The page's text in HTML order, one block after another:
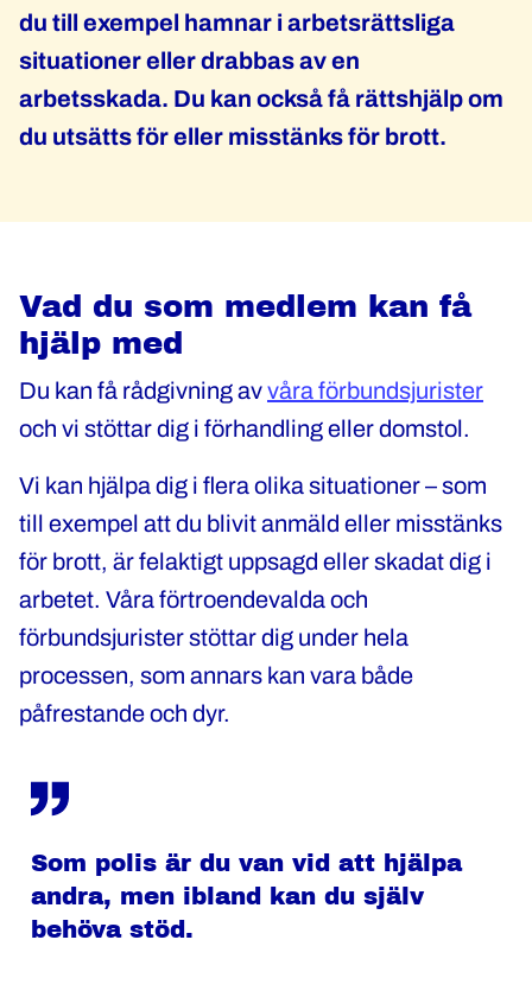
du till exempel hamnar i arbetsrättsliga
situationer eller drabbas av en
arbetsskada. Du kan också få rättshjälp om
du utsätts för eller misstänks för brott.
Vad du som medlem kan få
hjälp med
Du kan få rådgivning avvåra förbundsjurister
och vi stöttar dig i förhandling eller domstol.
Vi kan hjälpa dig i flera olika situationer – som
till exempel att du blivit anmäld eller misstänks
för brott, är felaktigt uppsagd eller skadat dig i
arbetet. Våra förtroendevalda och
förbundsjurister stöttar dig under hela
processen, som annars kan vara både
påfrestande och dyr.
Som polis är du van vid att hjälpa
andra, men ibland kan du själv
behöva stöd.